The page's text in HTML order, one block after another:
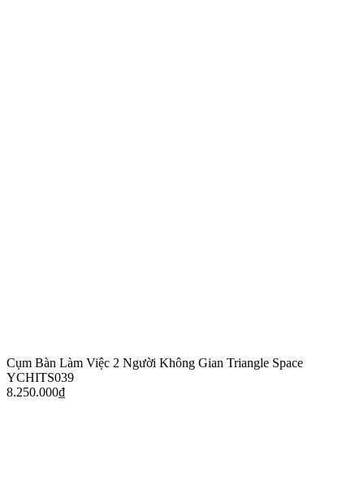
Cụm Bàn Làm Việc 2 Người Không Gian Triangle Space
YCHITS039
8.250.000₫